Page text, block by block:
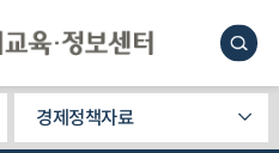
경제정책자료